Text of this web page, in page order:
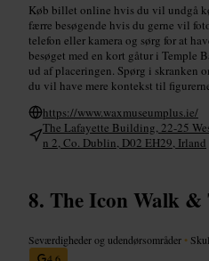
Køb billet online hvis du vil undgå
færre besøgende hvis du gerne vil
telefon eller kamera og sørg for at
besøget med en kort gåtur i Temple
ud af placeringen. Spørg i skranken
du vil have mere kontekst til
https://www.waxmuseumplus.ie/
The Lafayette Building, 22-25
n 2, Co. Dublin, D02 EH29, Irland
The Icon Walk &
Seværdigheder og udendørsområder •
4,6